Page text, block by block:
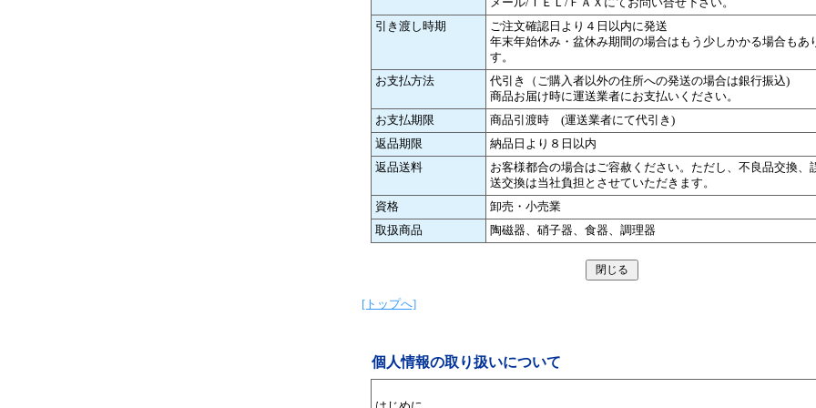
メール/ＴＥＬ/ＦＡＸにてお問い合せ下さい。
引き渡し時期
ご注文確認日より４日以内に発送
年末年始休み・盆休み期間の場合はもう少しかかる場合もあ
す。
お支払方法
代引き（ご購入者以外の住所への発送の場合は銀行振込)
商品お届け時に運送業者にお支払いください。
お支払期限
商品引渡時 (運送業者にて代引き)
返品期限
納品日より８日以内
返品送料
お客様都合の場合はご容赦ください。ただし、不良品交換、
送交換は当社負担とさせていただきます。
資格
卸売・小売業
取扱商品
陶磁器、硝子器、食器、調理器
[トップへ]
個人情報の取り扱いについて